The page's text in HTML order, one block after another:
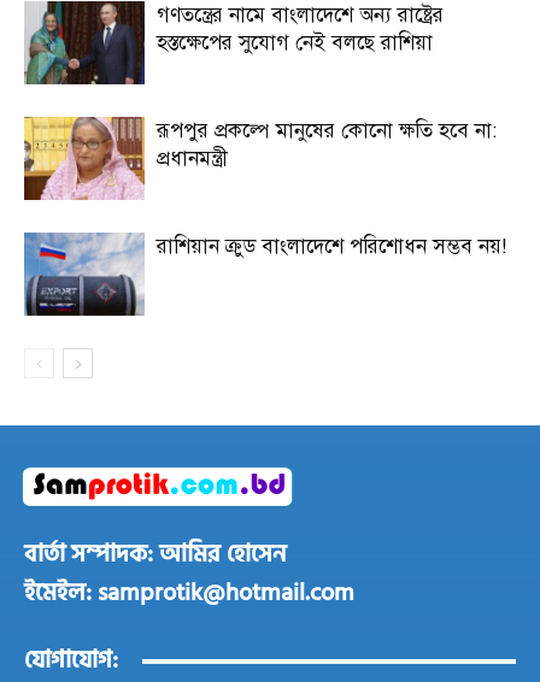
গণতন্ত্রের নামে বাংলাদেশে অন্য রাষ্ট্রের
হস্তক্ষেপের সুযোগ নেই বলছে রাশিয়া
রূপপুর প্রকল্পে মানুষের কোনো ক্ষতি হবে না:
প্রধানমন্ত্রী
রাশিয়ান ক্রুড বাংলাদেশে পরিশোধন সম্ভব নয়!
বার্তা সম্পাদক: আমির হোসেন
ইমেইল: samprotik@hotmail.com
যোগাযোগ: